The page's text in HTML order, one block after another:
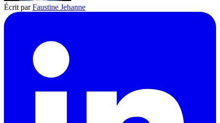
Écrit parFaustine Jehanne